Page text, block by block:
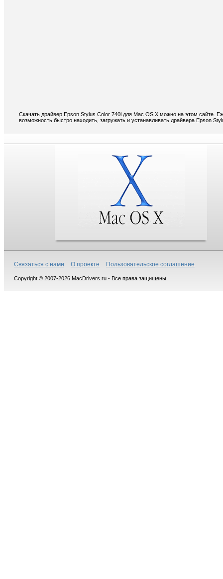
Скачать драйвер Epson Stylus Color 740i для Mac OS X можно на этом сайте.
возможность быстро находить, загружать и устанавливать драйвера Epson
Связаться с нами О проекте Пользовательское соглашение
Copyright © 2007-2026 MacDrivers.ru - Все права защищены.